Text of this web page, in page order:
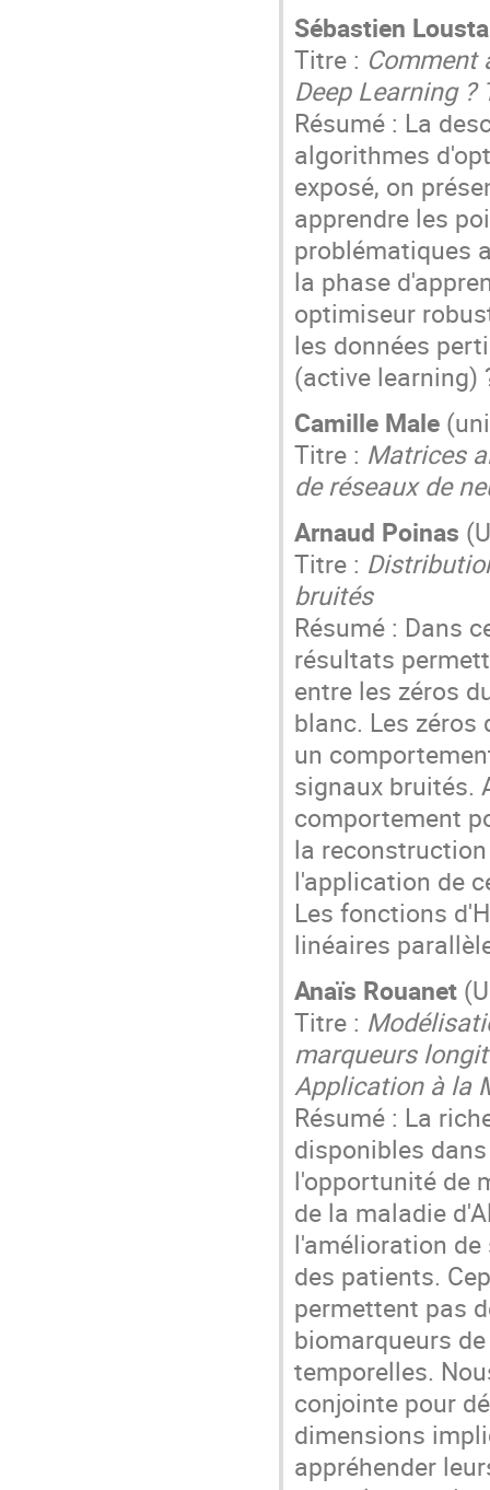
Sébastien
Titre : Comment
Deep Learning
Résumé : La
algorithmes
exposé, on
apprendre les
problématiques
la phase
optimiseur
les données
(active learning)
Camille Male
Titre : Matrices
de réseaux de
Arnaud Poinas
Titre :
bruités
Résumé : Dans
résultats
entre les zéros
blanc. Les
un
signaux bruités.
comportement
la
l'application de
Les fonctions
linéaires
Anaïs Rouanet
Titre :
marqueurs
Application à la
Résumé : La
disponibles
l'opportunité de
de la maladie
l'amélioration
des patients.
permettent pas
biomarqueurs
temporelles.
conjointe pour
dimensions
appréhender